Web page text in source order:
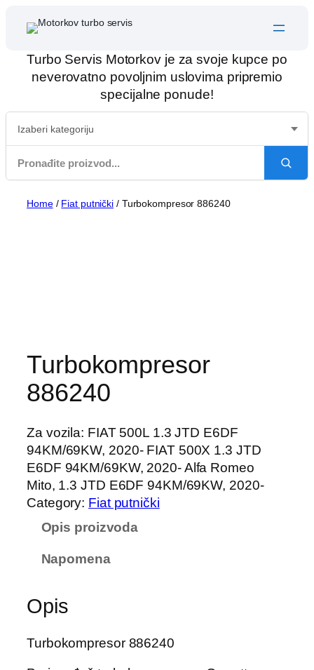
Turbo Servis Motorkov je za svoje kupce po
neverovatno povoljnim uslovima pripremio
specijalne ponude!
Home/ Fiat putnički / Turbokompresor 886240
Turbokompresor
886240
Za vozila: FIAT 500L 1.3 JTD E6DF
94KM/69KW, 2020- FIAT 500X 1.3 JTD
E6DF 94KM/69KW, 2020- Alfa Romeo
Mito, 1.3 JTD E6DF 94KM/69KW, 2020-
Category: Fiat putnički
Opis proizvoda
Napomena
Opis
Turbokompresor 886240